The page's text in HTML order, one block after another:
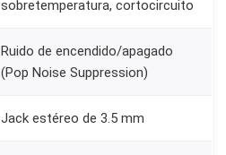
sobretemperatura, cortocircuito
Ruido de encendido/apagado
(Pop Noise Suppression)
Jack estéreo de 3.5 mm